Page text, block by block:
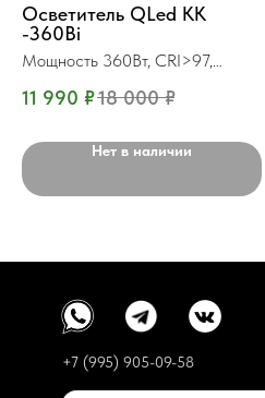
Осветитель QLed KK
-360Bi
Мощность 360Вт, CRI>97,
11 990 ₽18 000 ₽
Нет в наличии
+7 (995) 905-09-58